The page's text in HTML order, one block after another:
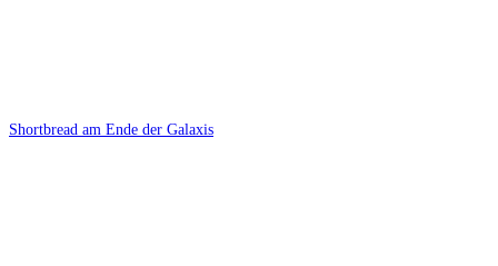
Shortbread am Ende der Galaxis